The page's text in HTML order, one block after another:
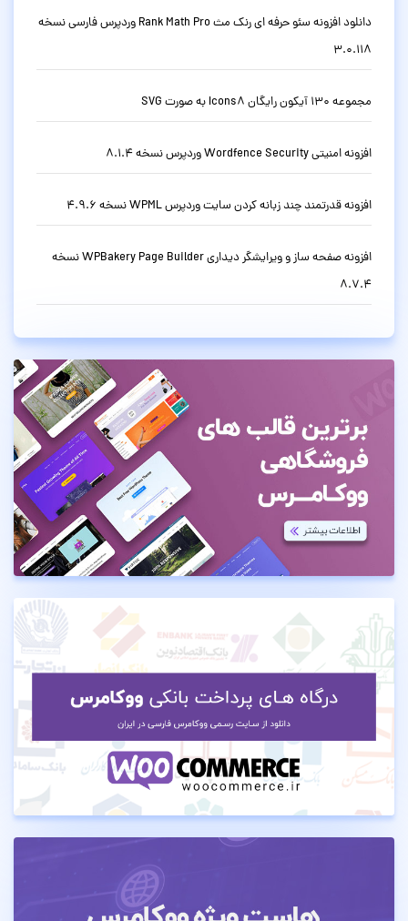
دانلود افزونه سئو حرفه ای رنک مث Rank Math Pro وردپرس فارسی نسخه
3.0.118
مجموعه 130 آیکون رایگان Icons8 به صورت SVG
افزونه امنیتی Wordfence Security وردپرس نسخه 8.1.4
افزونه قدرتمند چند زبانه کردن سایت وردپرس WPML نسخه 4.9.6
افزونه صفحه ساز و ویرایشگر دیداری WPBakery Page Builder نسخه
8.7.4